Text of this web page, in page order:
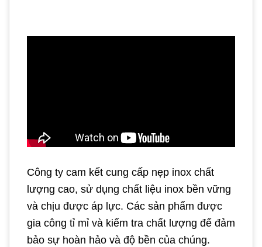
Công ty cam kết cung cấp nẹp inox chất
lượng cao, sử dụng chất liệu inox bền vững
và chịu được áp lực. Các sản phẩm được
gia công tỉ mỉ và kiểm tra chất lượng để đảm
bảo sự hoàn hảo và độ bền của chúng.